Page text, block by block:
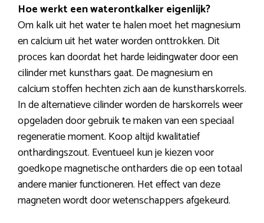
Hoe werkt een waterontkalker eigenlijk?
Om kalk uit het water te halen moet het magnesium
en calcium uit het water worden onttrokken. Dit
proces kan doordat het harde leidingwater door een
cilinder met kunsthars gaat. De magnesium en
calcium stoffen hechten zich aan de kunstharskorrels.
In de alternatieve cilinder worden de harskorrels weer
opgeladen door gebruik te maken van een speciaal
regeneratie moment. Koop altijd kwalitatief
onthardingszout. Eventueel kun je kiezen voor
goedkope magnetische ontharders die op een totaal
andere manier functioneren. Het effect van deze
magneten wordt door wetenschappers afgekeurd.